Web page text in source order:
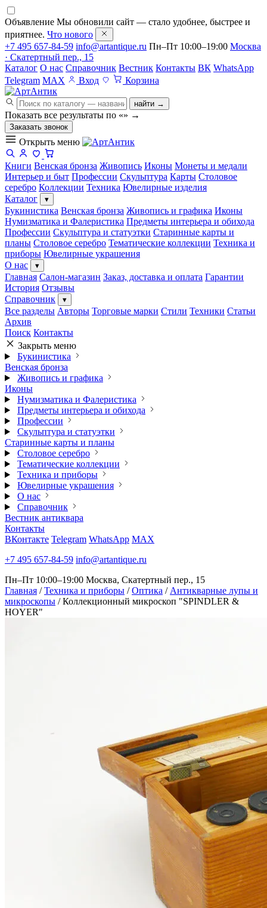
Объявление Мы обновили сайт — стало удобнее, быстрее и
приятнее. Что нового
+7 495 657-84-59 info@artantique.ru Пн–Пт 10:00–19:00 Москва
· Скатертный пер., 15
Каталог О нас Справочник Вестник Контакты ВК WhatsApp
Telegram MAX Вход Корзина
найти →
Показать все результаты по «» →
Заказать звонок
Открыть меню
Книги Венская бронза Живопись Иконы Монеты и медали
Интерьер и быт Профессии Скульптура Карты Столовое
серебро Коллекции Техника Ювелирные изделия
Каталог
▾
Букинистика Венская бронза Живопись и графика Иконы
Нумизматика и Фалеристика Предметы интерьера и обихода
Профессии Скульптура и статуэтки Старинные карты и
планы Столовое серебро Тематические коллекции Техника и
приборы Ювелирные украшения
О нас
▾
Главная Салон-магазин Заказ, доставка и оплата Гарантии
История Отзывы
Справочник
▾
Все разделы Авторы Торговые марки Стили Техники Статьи
Архив
Поиск Контакты
Закрыть меню
Букинистика
Венская бронза
Живопись и графика
Иконы
Нумизматика и Фалеристика
Предметы интерьера и обихода
Профессии
Скульптура и статуэтки
Старинные карты и планы
Столовое серебро
Тематические коллекции
Техника и приборы
Ювелирные украшения
О нас
Справочник
Вестник антиквара
Контакты
ВКонтакте Telegram WhatsApp MAX
+7 495 657-84-59 info@artantique.ru
Пн–Пт 10:00–19:00 Москва, Скатертный пер., 15
Главная / Техника и приборы / Оптика / Антикварные лупы и
микроскопы / Коллекционный микроскоп "SPINDLER &
HOYER"